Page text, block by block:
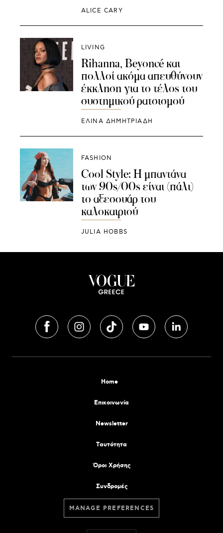
ALICE CARY
LIVING
Rihanna, Beyoncé και
πολλοί ακόμα απευθύνουν
έκκληση για το τέλος του
συστημικού ρατσισμού
ΕΛΙΝΑ ΔΗΜΗΤΡΙΑΔΗ
FASHION
Cool Style: Η μπαντάνα
των 90s/00s είναι (πάλι)
το αξεσουάρ του
καλοκαιριού
JULIA HOBBS
Home
Επικοινωνία
Newsletter
Tαυτότητα
Όροι Χρήσης
Συνδρομές
MANAGE PREFERENCES